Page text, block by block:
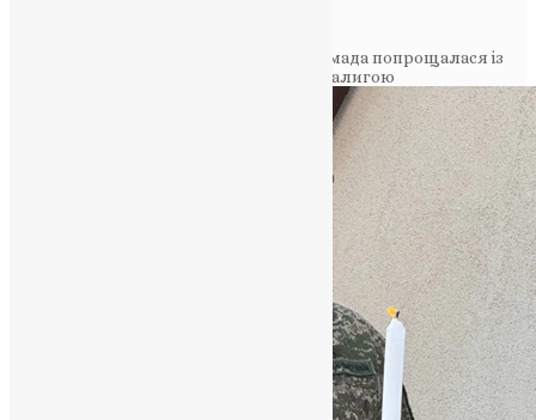
Підгороднянська громада попрощалася із
загиблим воїном-земляком Андрієм Палигою